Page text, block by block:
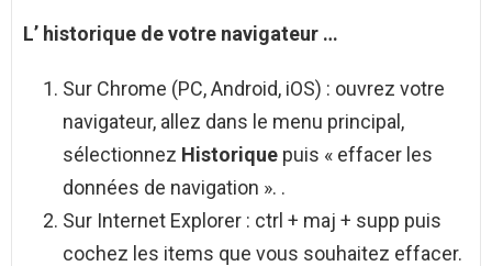
L’ historique de votre navigateur …
Sur Chrome (PC, Android, iOS) : ouvrez votre
navigateur, allez dans le menu principal,
sélectionnez Historique puis « effacer les
données de navigation ». .
Sur Internet Explorer : ctrl + maj + supp puis
cochez les items que vous souhaitez effacer.